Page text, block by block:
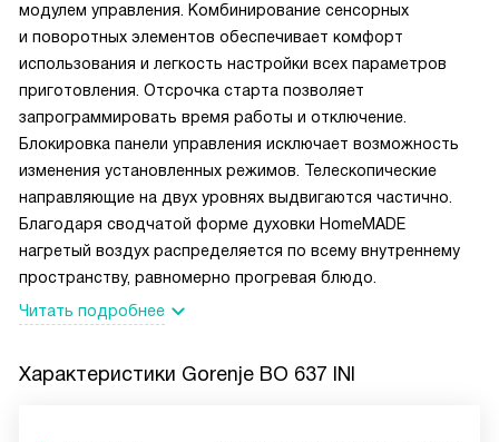
модулем управления. Комбинирование сенсорных
и поворотных элементов обеспечивает комфорт
использования и легкость настройки всех параметров
приготовления. Отсрочка старта позволяет
запрограммировать время работы и отключение.
Блокировка панели управления исключает возможность
изменения установленных режимов. Телескопические
направляющие на двух уровнях выдвигаются частично.
Благодаря сводчатой форме духовки HomeMADE
нагретый воздух распределяется по всему внутреннему
пространству, равномерно прогревая блюдо.
Читать подробнее
Характеристики Gorenje BO 637 INI